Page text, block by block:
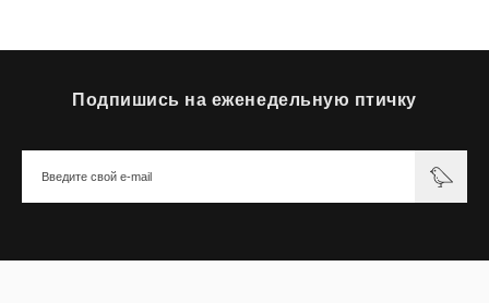
Подпишись на еженедельную птичку